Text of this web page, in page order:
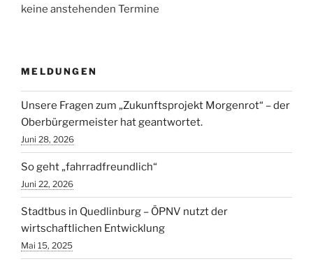
keine anstehenden Termine
MELDUNGEN
Unsere Fragen zum „Zukunftsprojekt Morgenrot“ – der
Oberbürgermeister hat geantwortet.
Juni 28, 2026
So geht „fahrradfreundlich“
Juni 22, 2026
Stadtbus in Quedlinburg – ÖPNV nutzt der
wirtschaftlichen Entwicklung
Mai 15, 2025